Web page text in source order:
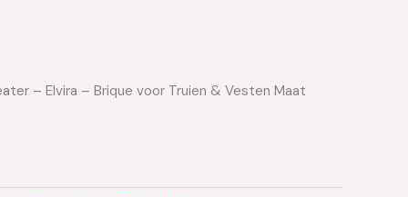
– Elvira – Brique voor Truien & Vesten Maat